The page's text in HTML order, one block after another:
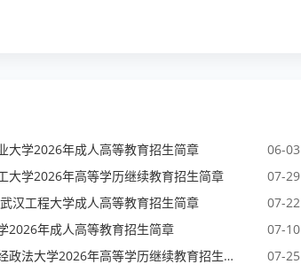
06-03
大学2026年成人高等教育招生简章
07-29
大学2026年高等学历继续教育招生简章
07-22
汉工程大学成人高等教育招生简章
07-10
2026年成人高等教育招生简章
07-25
中南财经政法大学2026年高等学历继续教育招生简章